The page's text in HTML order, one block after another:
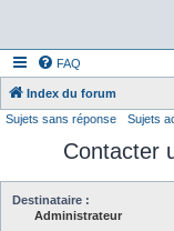
FAQ
Index du forum
Sujets sans réponse Sujets
Contacter
Destinataire :
Administrateur